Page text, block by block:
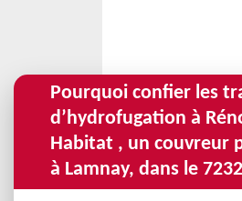
Pourquoi confier les
d’hydrofugation à
Habitat , un couvreur
à Lamnay, dans le